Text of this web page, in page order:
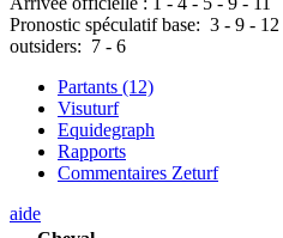
Pronostic spéculatif base: 3 - 9 - 12
outsiders: 7 - 6
Partants (12)
Visuturf
Equidegraph
Rapports
Commentaires Zeturf
aide